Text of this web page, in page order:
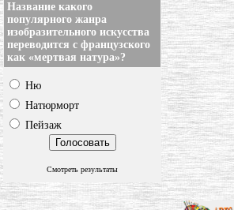
Название какого
популярного жанра
изобразительного искусства
переводится с французского
как «мертвая натура»?
Ню
Натюрморт
Пейзаж
Смотреть результаты